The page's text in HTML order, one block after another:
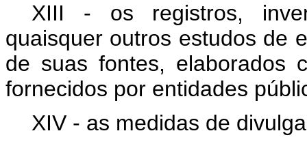
XIII - os registros,
quaisquer outros estudos de
de suas fontes, elaborados
fornecidos por entidades
XIV - as medidas de